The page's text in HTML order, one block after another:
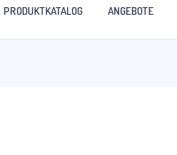
PRODUKTKATALOG ANGEBOTE